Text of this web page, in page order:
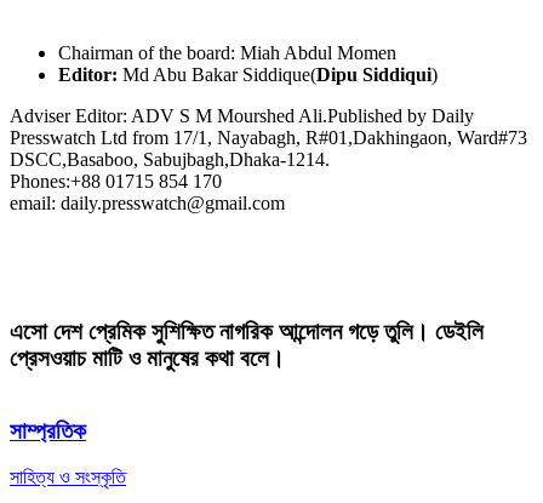
Chairman of the board: Miah Abdul Momen
Editor: Md Abu Bakar Siddique(Dipu Siddiqui)
Adviser Editor: ADV S M Mourshed Ali.Published by Daily
Presswatch Ltd from 17/1, Nayabagh, R#01,Dakhingaon, Ward#73
DSCC,Basaboo, Sabujbagh,Dhaka-1214.
Phones:+88 01715 854 170
email: daily.presswatch@gmail.com
এসো দেশ প্রেমিক সুশিক্ষিত নাগরিক আন্দোলন গড়ে তুলি। ডেইলি
প্রেসওয়াচ মাটি ও মানুষের কথা বলে।
সাম্প্রতিক
সাহিত্য ও সংস্কৃতি